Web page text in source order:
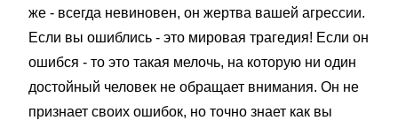
же - всегда невиновен, он жертва вашей агрессии.
Если вы ошиблись - это мировая трагедия! Если он
ошибся - то это такая мелочь, на которую ни один
достойный человек не обращает внимания. Он не
признает своих ошибок, но точно знает как вы